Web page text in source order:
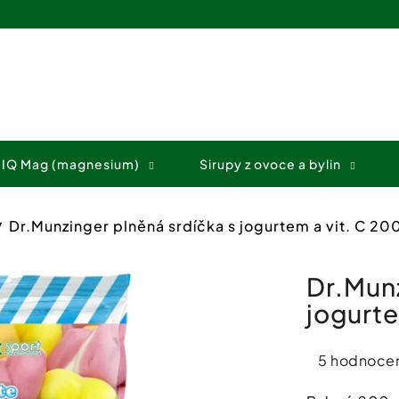
Mag (magnesium) Sirupy z ovoce a bylin
Dr.Munzinger plněná srdíčka s jogurtem a vit. C
Průměrné
5
HLEDAT